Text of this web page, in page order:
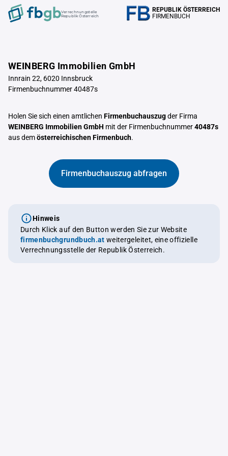
Verrechnungstelle
Republik Österreich
REPUBLIK ÖSTERREICH
FIRMENBUCH
WEINBERG Immobilien GmbH
Innrain 22, 6020 Innsbruck
Firmenbuchnummer 40487s
Holen Sie sich einen amtlichen Firmenbuchauszugder Firma
WEINBERG Immobilien GmbH mit der Firmenbuchnummer40487s
aus demösterreichischen Firmenbuch.
Firmenbuchauszug abfragen
Hinweis
Durch Klick auf den Button werden Sie zur Website
firmenbuchgrundbuch.at weitergeleitet, eine offizielle
Verrechnungsstelle der Republik Österreich.